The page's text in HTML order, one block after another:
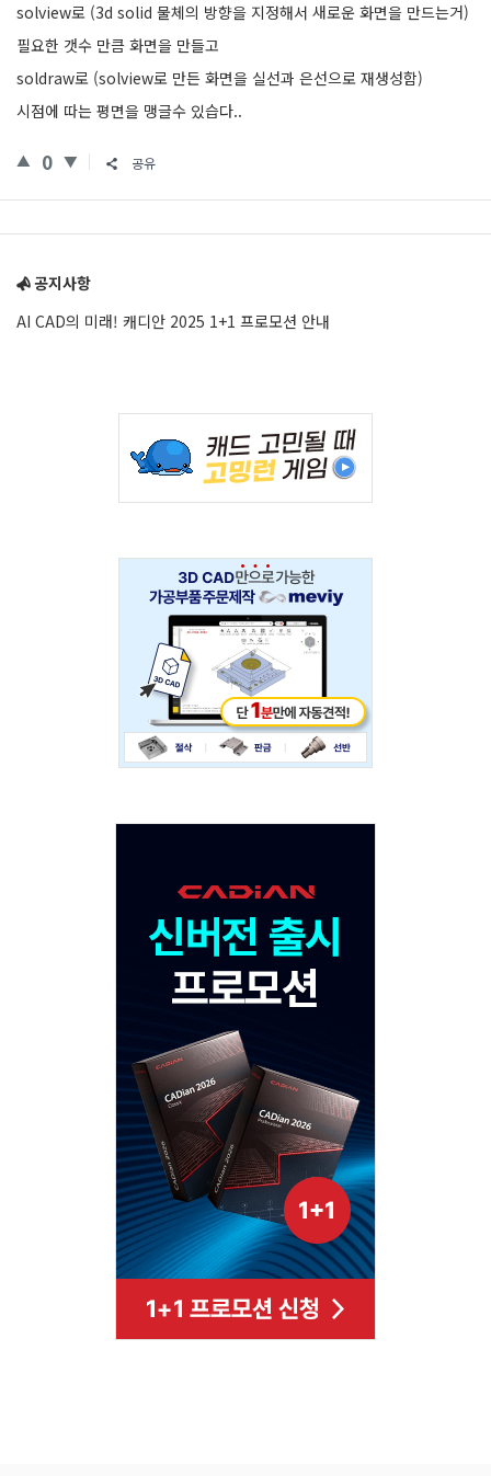
solview로 (3d solid 물체의 방향을 지정해서 새로운 화면을 만드는거)
필요한 갯수 만큼 화면을 만들고
soldraw로 (solview로 만든 화면을 실선과 은선으로 재생성함)
시점에 따는 평면을 맹글수 있습다..
0 공유
공지사항
AI CAD의 미래! 캐디안 2025 1+1 프로모션 안내